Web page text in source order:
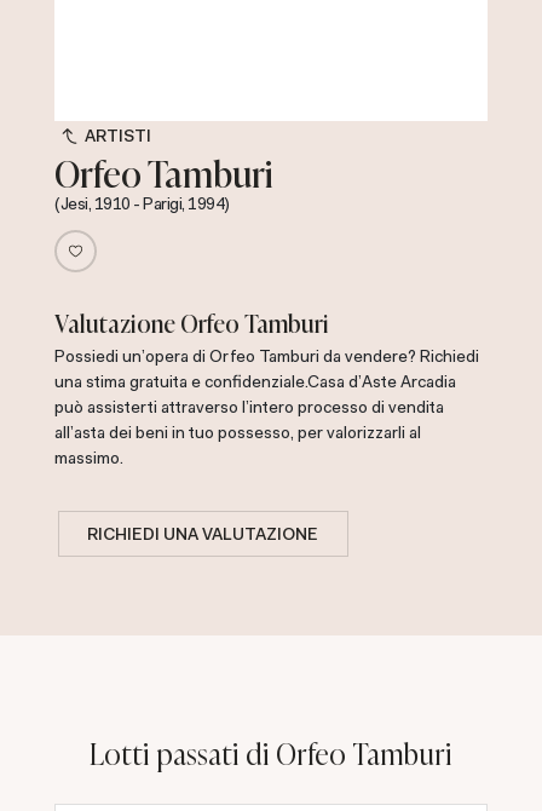
ARTISTI
Orfeo Tamburi
(Jesi, 1910 - Parigi, 1994)
Valutazione Orfeo Tamburi
Possiedi un'opera di Orfeo Tamburi da vendere? Richiedi
una stima gratuita e confidenziale.Casa d'Aste Arcadia
può assisterti attraverso l'intero processo di vendita
all'asta dei beni in tuo possesso, per valorizzarli al
massimo.
RICHIEDI UNA VALUTAZIONE
Lotti passati di Orfeo Tamburi